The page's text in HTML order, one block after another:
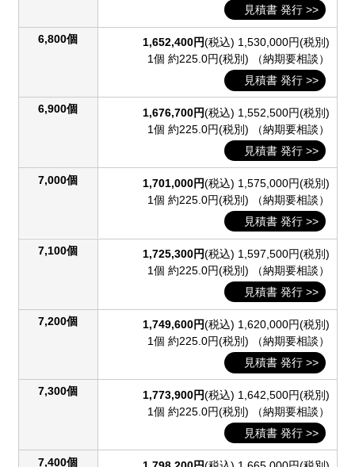
見積書 発行 >>
6,800個 1,652,400円(税込) 1,530,000円(税別)
1個 約225.0円(税別) （納期要相談）
見積書 発行 >>
6,900個 1,676,700円(税込) 1,552,500円(税別)
1個 約225.0円(税別) （納期要相談）
見積書 発行 >>
7,000個 1,701,000円(税込) 1,575,000円(税別)
1個 約225.0円(税別) （納期要相談）
見積書 発行 >>
7,100個 1,725,300円(税込) 1,597,500円(税別)
1個 約225.0円(税別) （納期要相談）
見積書 発行 >>
7,200個 1,749,600円(税込) 1,620,000円(税別)
1個 約225.0円(税別) （納期要相談）
見積書 発行 >>
7,300個 1,773,900円(税込) 1,642,500円(税別)
1個 約225.0円(税別) （納期要相談）
見積書 発行 >>
7,400個